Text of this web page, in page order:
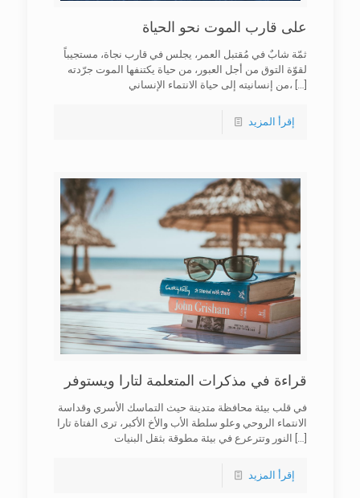
على قارب الموت نحو الحياة
ثمّة شابٌ في مُقتبل العمر، يجلس في قارب نجاة، مستجيباً
لقوّة التوق من أجل العبور، من حياة يكتنفها الموت جرّدته
من إنسانيته إلى حياة الانتماء الإنساني، […]
إقرأ المزيد
قراءة في مذكرات المتعلمة لتارا ويستوفر
في قلب بيئة محافظة متدينة حيث التماسك الأسري وقداسة
الانتماء الروحي وعلو سلطة الأب والأخ الأكبر، ترى الفتاة تارا
النور وتترعرع في بيئة مطوقة بثقل البنيات […]
إقرأ المزيد